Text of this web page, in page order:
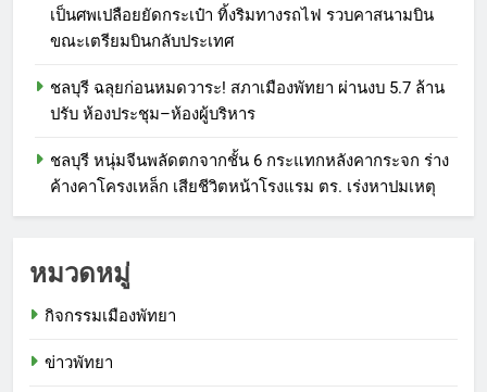
เป็นศพเปลือยยัดกระเป๋า ทิ้งริมทางรถไฟ รวบคาสนามบิน
ขณะเตรียมบินกลับประเทศ
ชลบุรี ฉลุยก่อนหมดวาระ! สภาเมืองพัทยา ผ่านงบ 5.7 ล้าน
ปรับ ห้องประชุม–ห้องผู้บริหาร
ชลบุรี หนุ่มจีนพลัดตกจากชั้น 6 กระแทกหลังคากระจก ร่าง
ค้างคาโครงเหล็ก เสียชีวิตหน้าโรงแรม ตร. เร่งหาปมเหตุ
หมวดหมู่
กิจกรรมเมืองพัทยา
ข่าวพัทยา